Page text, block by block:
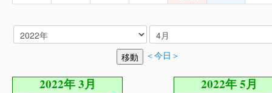
＜今日＞
2022年 3月 2022年 5月